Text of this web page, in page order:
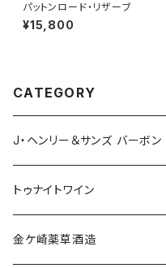
パットンロード・リザーブ
¥15,800
CATEGORY
J・ヘンリー＆サンズ バーボン
トゥナイトワイン
金ケ崎薬草酒造